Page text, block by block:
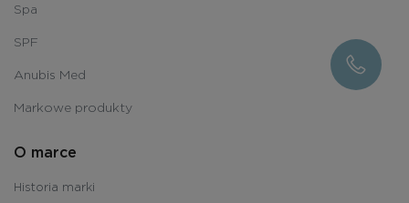
Spa
SPF
Anubis Med
Markowe produkty
O marce
Historia marki